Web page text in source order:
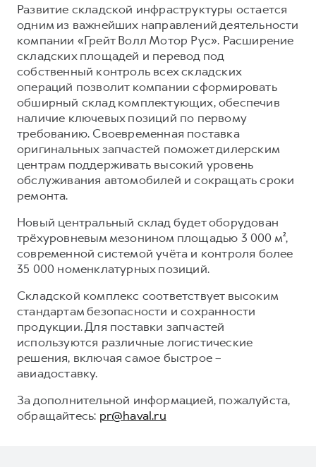
Развитие складской инфраструктуры остается
одним из важнейших направлений деятельности
компании «Грейт Волл Мотор Рус». Расширение
складских площадей и перевод под
собственный контроль всех складских
операций позволит компании сформировать
обширный склад комплектующих, обеспечив
наличие ключевых позиций по первому
требованию. Своевременная поставка
оригинальных запчастей поможет дилерским
центрам поддерживать высокий уровень
обслуживания автомобилей и сокращать сроки
ремонта.
Новый центральный склад будет оборудован
трёхуровневым мезонином площадью 3 000 м²,
современной системой учёта и контроля более
35 000 номенклатурных позиций.
Складской комплекс соответствует высоким
стандартам безопасности и сохранности
продукции. Для поставки запчастей
используются различные логистические
решения, включая самое быстрое –
авиадоставку.
За дополнительной информацией, пожалуйста,
обращайтесь: pr@haval.ru